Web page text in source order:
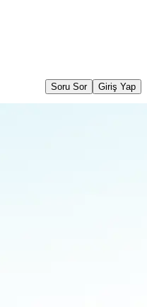
Soru Sor Giriş Yap